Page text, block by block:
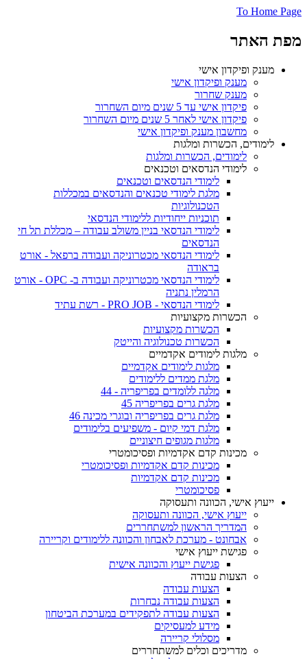
To Home
האתר
מענק ופיקדון אישי
מענק ופיקדון אישי
מענק שחרור
פיקדון אישי עד 5 שנים מיום השחרור
פיקדון אישי לאחר 5 שנים מיום השחרור
מחשבון מענק ופיקדון אישי
לימודים, הכשרות ומלגות
לימודים, הכשרות ומלגות
לימודי הנדסאים וטכנאים
לימודי הנדסאים וטכנאים
מלגת לימודי טכנאים והנדסאים במכללות
הטכנולוגיות
תוכניות ייחודיות ללימודי הנדסאי
לימודי הנדסאי בניין משולב עבודה – מכללת תל חי
הנדסאים
לימודי הנדסאי מכטרוניקה ועבודה ברפאל - אורט
בראודה
לימודי הנדסאי מכטרוניקה ועבודה ב- OPC - אורט
הרמלין נתניה
לימודי הנדסאי - PRO JOB - רשת עתיד
הכשרות מקצועיות
הכשרות מקצועיות
הכשרות טכנולוגיה והייטק
מלגות לימודים אקדמיים
מלגות לימודים אקדמיים
מלגת ממדים ללימודים
מלגה ללומדים בפריפריה - 44
מלגת גרים בפריפריה 45
מלגת גרים בפריפריה ובוגרי מכינה 46
מלגת דמי קיום - משפיעים בלימודים
מלגות מגופים חיצוניים
מכינות קדם אקדמיות ופסיכומטרי
מכינות קדם אקדמיות ופסיכומטרי
מכינות קדם אקדמיות
פסיכומטרי
ייעוץ אישי, הכוונה ותעסוקה
ייעוץ אישי, הכוונה ותעסוקה
המדריך הראשון למשתחררים
אבחונט - מערכת לאבחון והכוונה ללימודים וקריירה
פגישת ייעוץ אישי
פגישת ייעוץ והכוונה אישית
הצעות עבודה
הצעות עבודה
הצעות עבודה נבחרות
הצעות עבודה לתפקידים במערכת הביטחון
מידע למעסיקים
מסלולי קריירה
מדריכים וכלים למשתחררים